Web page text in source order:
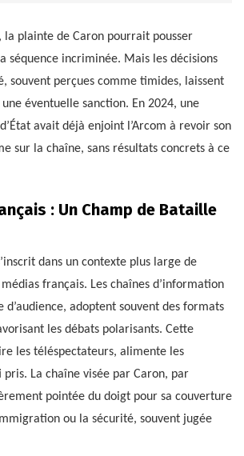
la plainte de Caron pourrait pousser
séquence incriminée. Mais les décisions
souvent perçues comme timides, laissent
éventuelle sanction. En 2024, une
avait déjà enjoint l’Arcom à revoir son
sur la chaîne, sans résultats concrets à ce
: Un Champ de Bataille
dans un contexte plus large de
français. Les chaînes d’information
d’audience, adoptent souvent des formats
les débats polarisants. Cette
les téléspectateurs, alimente les
La chaîne visée par Caron, par
pointée du doigt pour sa couverture
ou la sécurité, souvent jugée